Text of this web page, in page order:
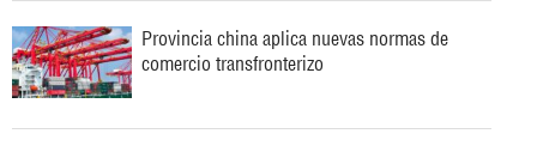
Provincia china aplica nuevas normas de
comercio transfronterizo